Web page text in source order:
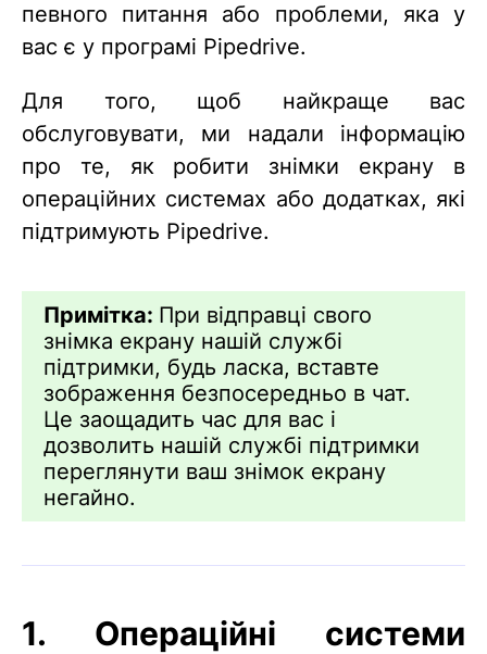
певного питання або проблеми, яка у
вас є у програмі Pipedrive.
Для того, щоб найкраще вас
обслуговувати, ми надали інформацію
про те, як робити знімки екрану в
операційних системах або додатках, які
підтримують Pipedrive.
Примітка: При відправці свого
знімка екрану нашій службі
підтримки, будь ласка, вставте
зображення безпосередньо в чат.
Це заощадить час для вас і
дозволить нашій службі підтримки
переглянути ваш знімок екрану
негайно.
1. Операційні системи